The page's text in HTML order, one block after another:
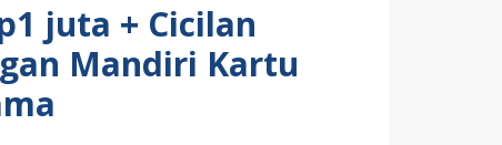
juta + Cicilan
Mandiri Kartu